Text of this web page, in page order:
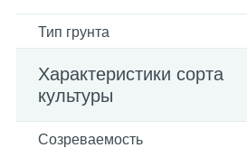
Тип грунта
Характеристики сорта
культуры
Созреваемость